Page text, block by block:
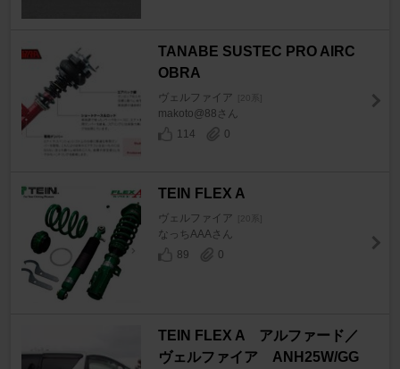
TANABE SUSTEC PRO AIRC
OBRA
ヴェルファイア [20系]
makoto@88さん
114
0
TEIN FLEX A
ヴェルファイア [20系]
なっちAAAさん
89
0
TEIN FLEX A アルファード／
ヴェルファイア ANH25W/GG